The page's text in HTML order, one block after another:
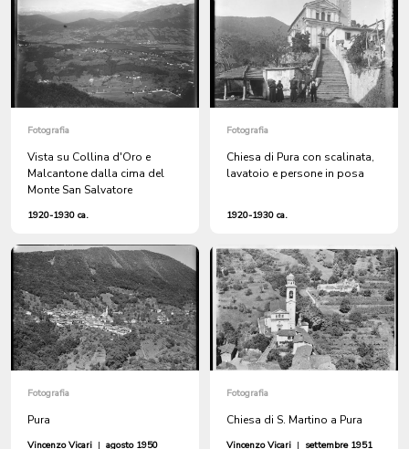
Fotografia
Vista su Collina d'Oro e
Malcantone dalla cima del
Monte San Salvatore
1920-1930 ca.
Fotografia
Chiesa di Pura con scalinata,
lavatoio e persone in posa
1920-1930 ca.
Fotografia
Pura
Vincenzo Vicari | agosto 1950
Fotografia
Chiesa di S. Martino a Pura
Vincenzo Vicari | settembre 1951